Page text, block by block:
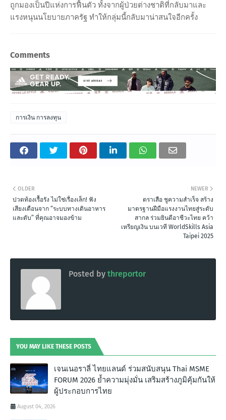
ถูกมองเป็นปีแห่งการฟื้นตัว ทั้งจากผู้ป่วยต่างชาติที่กลับมาและ
แรงหนุนนโยบายภาครัฐ ทำให้กลุ่มนี้กลับมาน่าสนใจอีกครั้ง
Comments
การเงิน การลงทุน
NEWER
ตราเสือ ชูความสำเร็จ สร้าง
มาตรฐานฝีมือแรงงานไทยสู่ระดับ
สากล ร่วมยินดีอาชีวะไทย คว้า
เหรียญเงิน บนเวที WorldSkills Asia
Taipei 2025
OLDER
ปวดท้องเรื้อรัง ไม่ใช่เรื่องเล็ก! ฟัง
เสียงเตือนจาก “ระบบทางเดินอาหาร
และตับ” ที่คุณอาจมองข้าม
Posted by threportor
YOU MAY LIKE THESE POSTS
เจนเนอราลี่ ไทยแลนด์ ร่วมสนับสนุน Thai MSME
FORUM 2026 ย้ำความมุ่งมั่น เสริมสร้างภูมิคุ้มกันให้
ผู้ประกอบการไทย
August 04, 2026